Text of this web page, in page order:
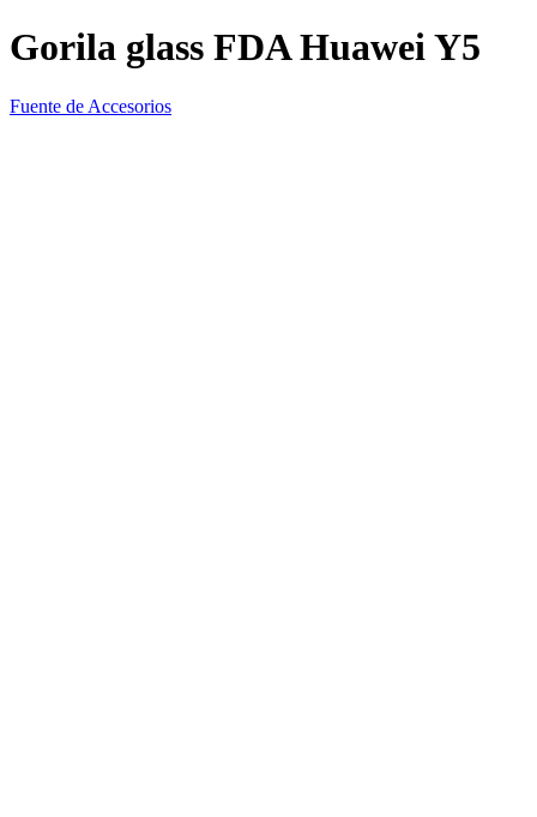
Gorila glass FDA Huawei Y5
Fuente de Accesorios